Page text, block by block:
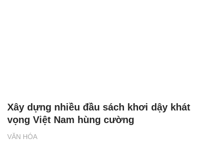
VĂN HÓA
Xây dựng nhiều đầu sách khơi dậy khát
vọng Việt Nam hùng cường